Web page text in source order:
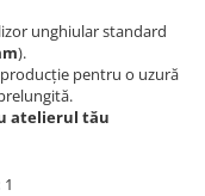
unghiular standard
).
pentru o uzură
atelierul tău
1